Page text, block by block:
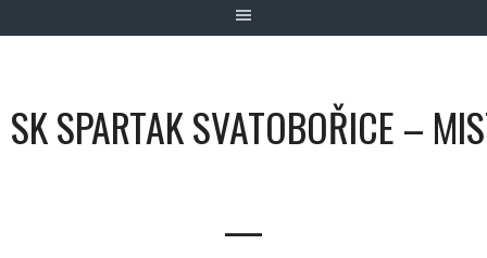
SK SPARTAK SVATOBOŘICE –
—